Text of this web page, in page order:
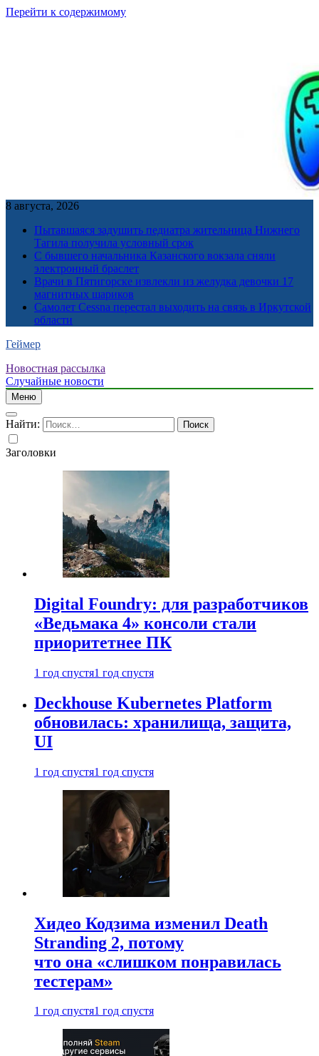
Перейти к содержимому
8 августа, 2026
Пытавшаяся задушить педиатра жительница Нижнего
Тагила получила условный срок
С бывшего начальника Казанского вокзала сняли
электронный браслет
Врачи в Пятигорске извлекли из желудка девочки 17
магнитных шариков
Самолет Cessna перестал выходить на связь в Иркутской
области
Геймер
Новостная рассылка
Случайные новости
Меню
Найти:
Заголовки
Digital Foundry: для разработчиков
«Ведьмака 4» консоли стали
приоритетнее ПК
1 год спустя1 год спустя
Deckhouse Kubernetes Platform
обновилась: хранилища, защита,
UI
1 год спустя1 год спустя
Хидео Кодзима изменил Death
Stranding 2, потому
что она «слишком понравилась
тестерам»
1 год спустя1 год спустя